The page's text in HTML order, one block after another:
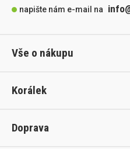
napište nám e-mail na
Vše o nákupu
Korálek
Doprava